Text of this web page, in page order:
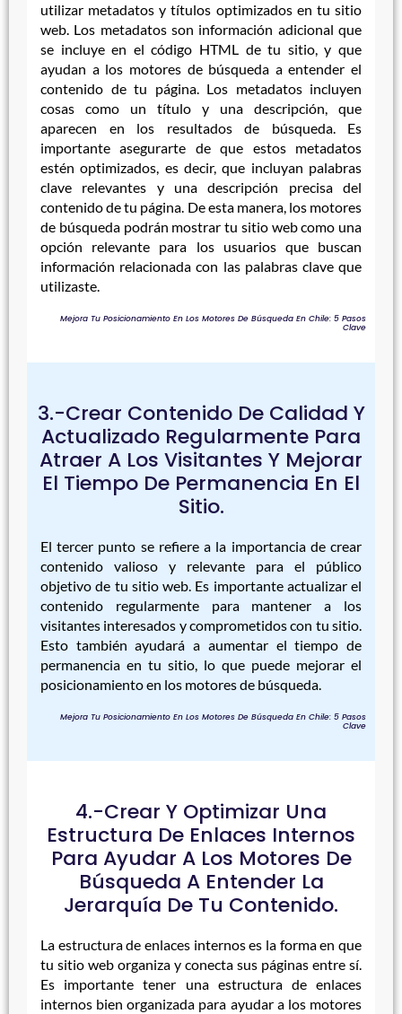
utilizar metadatos y títulos optimizados en tu sitio
web. Los metadatos son información adicional que
se incluye en el código HTML de tu sitio, y que
ayudan a los motores de búsqueda a entender el
contenido de tu página. Los metadatos incluyen
cosas como un título y una descripción, que
aparecen en los resultados de búsqueda. Es
importante asegurarte de que estos metadatos
estén optimizados, es decir, que incluyan palabras
clave relevantes y una descripción precisa del
contenido de tu página. De esta manera, los motores
de búsqueda podrán mostrar tu sitio web como una
opción relevante para los usuarios que buscan
información relacionada con las palabras clave que
utilizaste.
Mejora Tu Posicionamiento En Los Motores De Búsqueda En Chile: 5 Pasos
Clave
3.-Crear Contenido De Calidad Y
Actualizado Regularmente Para
Atraer A Los Visitantes Y Mejorar
El Tiempo De Permanencia En El
Sitio.
El tercer punto se refiere a la importancia de crear
contenido valioso y relevante para el público
objetivo de tu sitio web. Es importante actualizar el
contenido regularmente para mantener a los
visitantes interesados y comprometidos con tu sitio.
Esto también ayudará a aumentar el tiempo de
permanencia en tu sitio, lo que puede mejorar el
posicionamiento en los motores de búsqueda.
Mejora Tu Posicionamiento En Los Motores De Búsqueda En Chile: 5 Pasos
Clave
4.-Crear Y Optimizar Una
Estructura De Enlaces Internos
Para Ayudar A Los Motores De
Búsqueda A Entender La
Jerarquía De Tu Contenido.
La estructura de enlaces internos es la forma en que
tu sitio web organiza y conecta sus páginas entre sí.
Es importante tener una estructura de enlaces
internos bien organizada para ayudar a los motores